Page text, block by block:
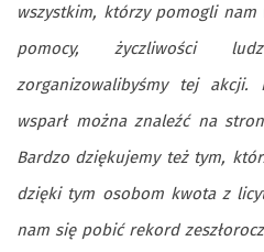
wszystkim, którzy pomogli nam
pomocy, życzliwości
zorganizowalibyśmy tej
wsparł można znaleźć na
Bardzo dziękujemy też tym,
dzięki tym osobom kwota z
nam się pobić rekord